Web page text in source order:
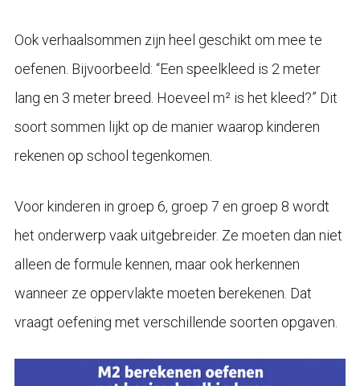
Ook verhaalsommen zijn heel geschikt om mee te
oefenen. Bijvoorbeeld: “Een speelkleed is 2 meter
lang en 3 meter breed. Hoeveel m² is het kleed?” Dit
soort sommen lijkt op de manier waarop kinderen
rekenen op school tegenkomen.
Voor kinderen in groep 6, groep 7 en groep 8 wordt
het onderwerp vaak uitgebreider. Ze moeten dan niet
alleen de formule kennen, maar ook herkennen
wanneer ze oppervlakte moeten berekenen. Dat
vraagt oefening met verschillende soorten opgaven.